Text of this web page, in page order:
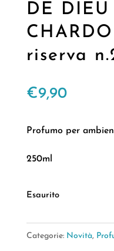
DE DIEU
riserva
€9,90
Profumo per
250ml
Esaurito
Categorie: Novità,